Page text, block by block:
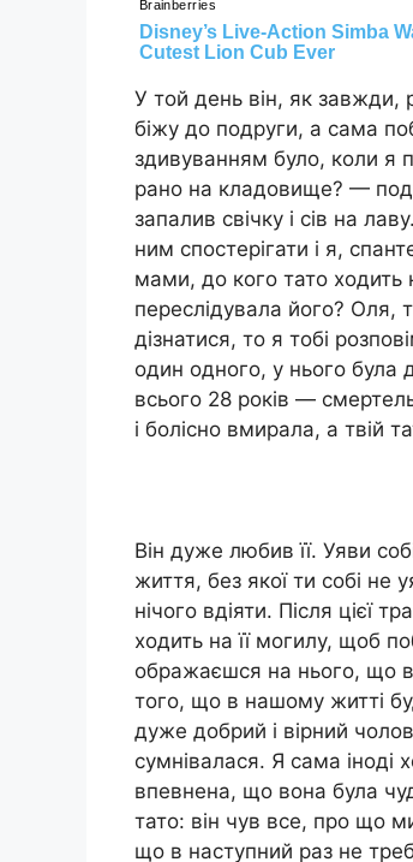
У той день він, як завжди,
біжу до подруги, а сама
здивуванням було, коли
рано на кладовище? —
запалив свічку і сів на
ним спостерігати і я,
мами, до кого тато
переслідувала його? Оля,
дізнатися, то я тобі
один одного, у нього
всього 28 років —
і болісно вмирала, а твій
Він дуже любив її. Уяви
життя, без якої ти собі
нічого вдіяти. Після цієї
ходить на її могилу, щоб
ображаєшся на нього, що
того, що в нашому житті
дуже добрий і вірний
сумнівалася. Я сама іноді
впевнена, що вона була
тато: він чув все, про що
що в наступний раз не